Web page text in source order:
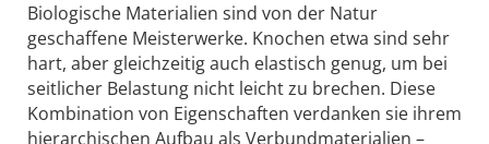
Biologische Materialien sind von der Natur
geschaffene Meisterwerke. Knochen etwa sind sehr
hart, aber gleichzeitig auch elastisch genug, um bei
seitlicher Belastung nicht leicht zu brechen. Diese
Kombination von Eigenschaften verdanken sie ihrem
hierarchischen Aufbau als Verbundmaterialien –